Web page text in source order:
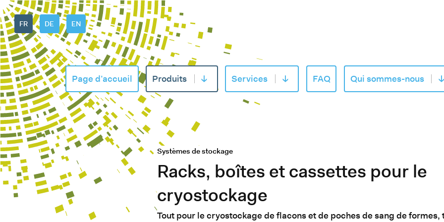
FR DE EN
Page d’accueil Produits Ouvrir le sous-menu de «Produits»
Services Ouvrir le sous-menu de «Services»
FAQ Qui sommes-nous
Systèmes de stockage
Racks, boîtes et cassettes pour le
cryostockage
Tout pour le cryostockage de flacons et de poches de sang de formes,